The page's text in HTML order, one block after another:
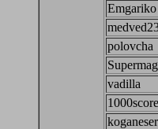
Emgariko
polovcha
vadilla